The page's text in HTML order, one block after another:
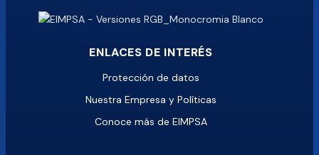
ENLACES DE INTERÉS
Protección de datos
Nuestra Empresa y Políticas
Conoce más de EIMPSA